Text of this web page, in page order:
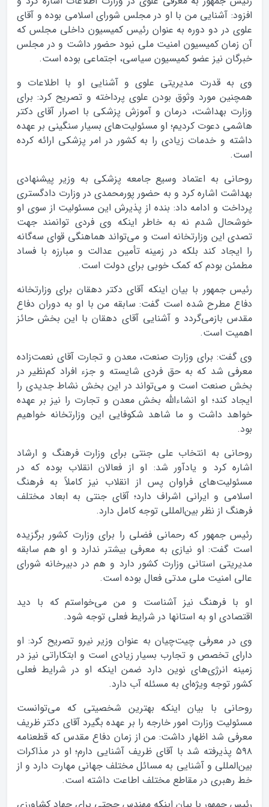
افزود: آشنایی من با او در مجلس شورای اسلامی بوده و آقای
علوی در دو دوره به عنوان رئیس کمیسیون داخلی مجلس که
آن زمان کمیسیون امنیت ملی نبود حضور داشت و در مجلس
خبرگان نیز عضو کمیسیون سیاسی، اجتماعی بوده است.
وی به قدرت مدیریتی علوی و آشنایی او با اطلاعات و
همچنین مورد وثوق بودن علوی پرداخته و تصریح کرد: برای
وزارت بهداشت، درمان و آموزش پزشکی با اصرار آقای دکتر
هاشمی دعوت کردیم؛ او مسئولیت‌های بسیار سنگینی بر عهده
داشته و خدمات زیادی را به کشور در امر پزشکی ارائه کرده
است.
روحانی به اعتماد وسیع جامعه پزشکی به وزیر پیشنهادی
بهداشت اشاره کرد و به حضور پورمحمدی در وزارت دادگستری
پرداخت و ادامه داد: بنده از پذیرش این مسئولیت از سوی او
خوشحال شدم نه به خاطر اینکه وی فردی توانمند جهت
تصدی این وزارتخانه است و می‌تواند هماهنگی قوای سه‌گانه
را ایجاد کند بلکه در زمینه تأمین عدالت و مبارزه با فساد
مطمئن بودم که کمک خوبی برای دولت است.
رئیس جمهور با بیان اینکه آقای دکتر دهقان برای وزارتخانه
دفاع مطرح شده است گفت: سابقه من با او به دوران دفاع
مقدس بازمی‌گردد و آشنایی آقای دهقان با این بخش حائز
اهمیت است.
وی گفت: برای وزارت صنعت، معدن و تجارت آقای نعمت‌زاده
معرفی شد که به حق فردی شایسته و جزء افراد کم‌نظیر در
بخش صنعت است و می‌تواند در این بخش نشاط جدیدی را
ایجاد کند؛ او انشاءالله بخش معدن و تجارت را نیز بر عهده
خواهد داشت و ما شاهد شکوفایی این وزارتخانه خواهیم
بود.
روحانی به انتخاب علی جنتی برای وزارت فرهنگ و ارشاد
اشاره کرد و یادآور شد: او از فعالان انقلاب بوده که در
مسئولیت‌های فراوان پس از انقلاب نیز کاملاً به فرهنگ
اسلامی و ایرانی اشراف دارد؛ آقای جنتی به ابعاد مختلف
فرهنگ از نظر بین‌المللی توجه کامل دارد.
رئیس جمهور که رحمانی فضلی را برای وزارت کشور برگزیده
است گفت: او نیازی به معرفی بیشتر ندارد و او هم سابقه
مدیریتی استانی وزارت کشور دارد و هم در دبیرخانه شورای
عالی امنیت ملی مدتی فعال بوده است.
او با فرهنگ نیز آشناست و من می‌خواستم که با دید
اقتصادی او به استانها در شرایط فعلی توجه شود.
وی در معرفی چیت‌چیان به عنوان وزیر نیرو تصریح کرد: او
دارای تخصص و تجارب بسیار زیادی است و ابتکاراتی نیز در
زمینه انرژی‌های نوین دارد ضمن اینکه او در شرایط فعلی
کشور توجه ویژه‌ای به مسئله آب دارد.
روحانی با بیان اینکه بهترین شخصیتی که می‌توانست
مسئولیت وزارت امور خارجه را بر عهده بگیرد آقای دکتر ظریف
معرفی شد اظهار داشت: من از زمان دفاع مقدس که قطعنامه
۵۹۸ پذیرفته شد با آقای ظریف آشنایی دارم؛ او در مذاکرات
بین‌المللی و آشنایی به مسائل مختلف جهانی مهارت دارد و از
خط رهبری در مقاطع مختلف اطاعت داشته است.